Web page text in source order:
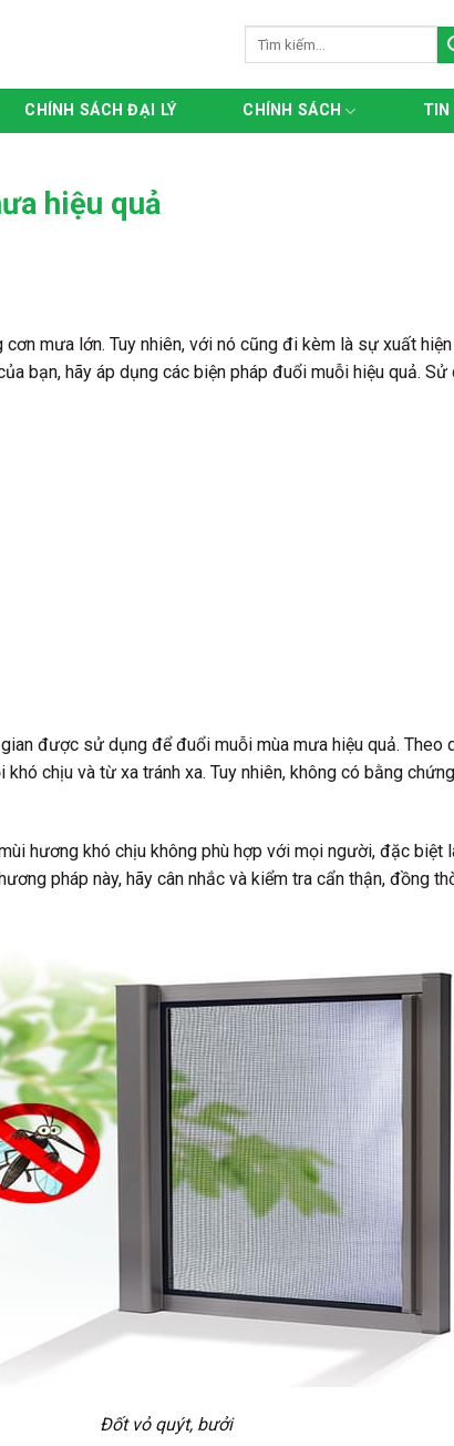
CHÍNH SÁCH ĐẠI LÝ CHÍNH SÁCH TIN
hiệu quả
mưa lớn. Tuy nhiên, với nó cũng đi kèm là sự xuất
bạn, hãy áp dụng các biện pháp đuổi muỗi hiệu quả.
được sử dụng để đuổi muỗi mùa mưa hiệu quả. Theo
chịu và từ xa tránh xa. Tuy nhiên, không có bằng
hương khó chịu không phù hợp với mọi người, đặc
pháp này, hãy cân nhắc và kiểm tra cẩn thận, đồng
Đốt vỏ quýt, bưởi